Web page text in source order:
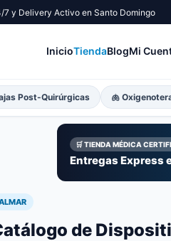
7 y Delivery Activo en Santo Domingo
InicioTiendaBlogMi
Post-Quirúrgicas 🫁
🛒 TIENDA MÉDICA
Entregas Express
de